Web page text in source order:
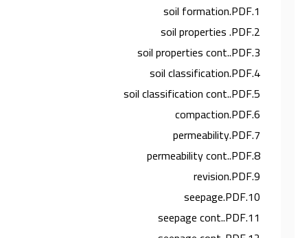
1.soil formation.PDF
2.soil properties .PDF
3.soil properties cont..PDF
4.soil classification.PDF
5.soil classification cont..PDF
6.compaction.PDF
7.permeability.PDF
8.permeability cont..PDF
9.revision.PDF
10.seepage.PDF
11.seepage cont..PDF